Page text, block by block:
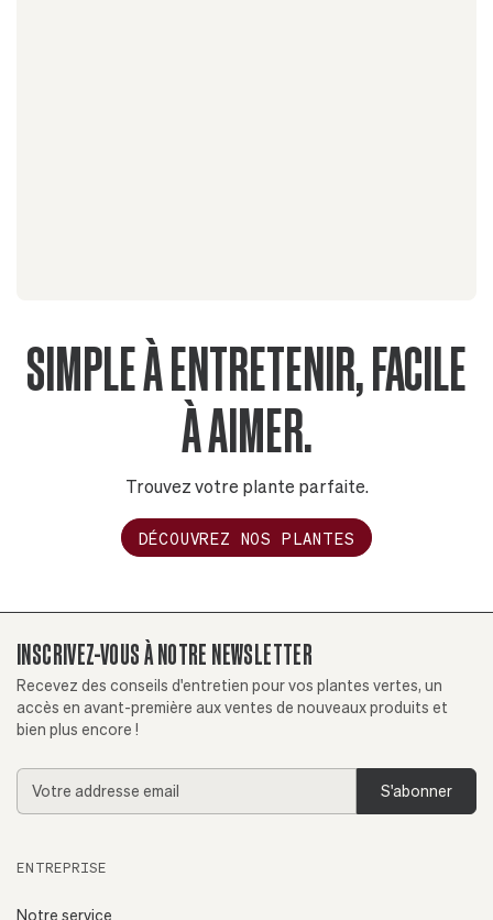
SIMPLE À ENTRETENIR, FACILE
À AIMER.
Trouvez votre plante parfaite.
DÉCOUVREZ NOS PLANTES
INSCRIVEZ-VOUS À NOTRE NEWSLETTER
Recevez des conseils d'entretien pour vos plantes vertes, un
accès en avant-première aux ventes de nouveaux produits et
bien plus encore !
Addresse
email
ENTREPRISE
Notre service